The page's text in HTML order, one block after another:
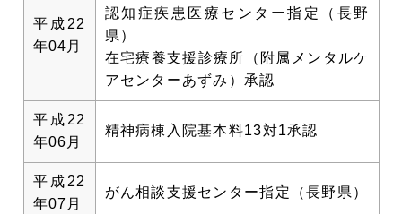
平成22
年04月
認知症疾患医療センター指定（長野
県）
在宅療養支援診療所（附属メンタルケ
アセンターあずみ）承認
平成22
年06月
精神病棟入院基本料13対1承認
平成22
年07月
がん相談支援センター指定（長野県）